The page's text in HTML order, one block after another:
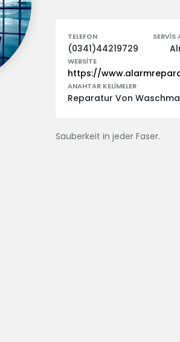
TELEFON
(0341)44219729
SERVIS
WEBSITE
https://
ANAHTAR KELIMELER
Reparatur Von
Sauberkeit in jeder Faser.